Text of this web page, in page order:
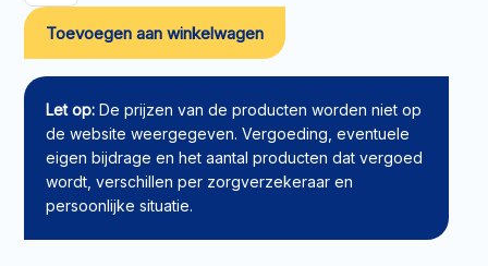
katheter
gecoat
Curan
Advantage
unisex
30cm
CH08
aantal
Toevoegen aan winkelwagen
Let op: De prijzen van de producten worden niet op
de website weergegeven. Vergoeding, eventuele
eigen bijdrage en het aantal producten dat vergoed
wordt, verschillen per zorgverzekeraar en
persoonlijke situatie.